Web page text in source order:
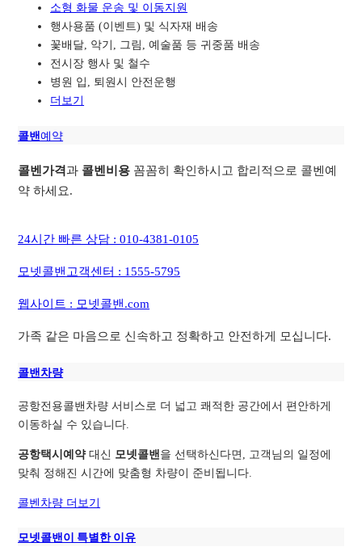
소형 화물 운송 및 이동지원
행사용품 (이벤트) 및 식자재 배송
꽃배달, 악기, 그림, 예술품 등 귀중품 배송
전시장 행사 및 철수
병원 입, 퇴원시 안전운행
더보기
콜밴예약
콜벤가격과 콜벤비용 꼼꼼히 확인하시고 합리적으로 콜벤예
약 하세요.
24시간 빠른 상담 : 010-4381-0105
모넷콜밴고객센터 : 1555-5795
웹사이트 : 모넷콜밴.com
가족 같은 마음으로 신속하고 정확하고 안전하게 모십니다.
콜밴차량
공항전용콜밴차량 서비스로 더 넓고 쾌적한 공간에서 편안하게
이동하실 수 있습니다.
공항택시예약대신 모넷콜밴 을 선택하신다면, 고객님의 일정에
맞춰 정해진 시간에 맞춤형 차량이 준비됩니다.
콜벤차량 더보기
모넷콜밴이 특별한 이유